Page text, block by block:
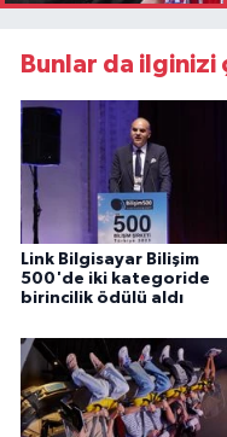
Bunlar da ilginizi
Link Bilgisayar Bilişim
500'de iki kategoride
birincilik ödülü aldı